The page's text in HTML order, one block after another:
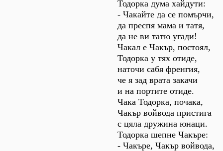
Тодорка дума хайдути:
- Чакайте да се помърчи,
да преспя мама и татя,
да не ви татю угади!
Чакал е Чакър, постоял,
Тодорка у тях отиде,
наточи сабя френгия,
че я зад врата закачи
и на портите отиде.
Чака Тодорка, почака,
Чакър войвода пристига
с цяла дружина юнаци.
Тодорка шепне Чакъре:
- Чакъре, Чакър войвода,